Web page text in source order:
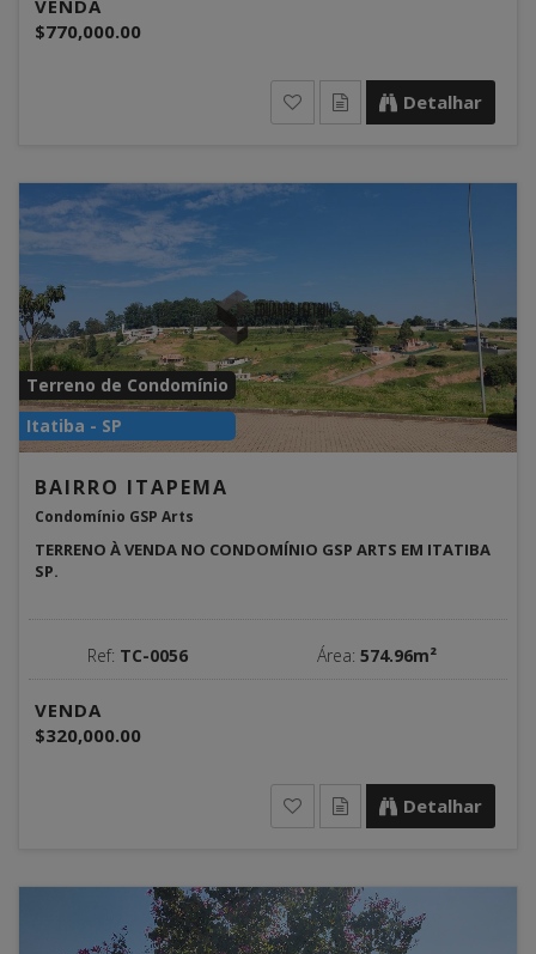
VENDA
$770,000.00
Detalhar
Terreno de Condomínio
Itatiba - SP
BAIRRO ITAPEMA
Condomínio GSP Arts
TERRENO À VENDA NO CONDOMÍNIO GSP ARTS EM ITATIBA
SP.
Ref: TC-0056 Área: 574.96m²
VENDA
$320,000.00
Detalhar